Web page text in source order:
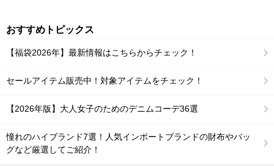
おすすめトピックス
【福袋2026年】最新情報はこちらからチェック！
セールアイテム販売中！対象アイテムをチェック！
【2026年版】大人女子のためのデニムコーデ36選
憧れのハイブランド7選！人気インポートブランドの財布やバッ
グなど厳選してご紹介！